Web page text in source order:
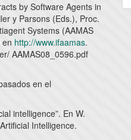
by Software Agents in
y Parsons (Eds.), Proc.
Systems (AAMAS
http://www.ifaamas.
AAMAS08_0596.pdf
en el
intelligence”. En W.
Intelligence.